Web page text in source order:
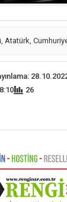
Atatürk
26